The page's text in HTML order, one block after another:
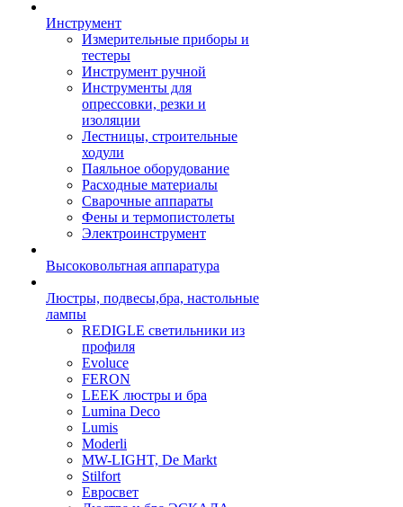
Инструмент
Измерительные приборы и
тестеры
Инструмент ручной
Инструменты для
опрессовки, резки и
изоляции
Лестницы, строительные
ходули
Паяльное оборудование
Расходные материалы
Сварочные аппараты
Фены и термопистолеты
Электроинструмент
Высоковольтная аппаратура
Люстры, подвесы,бра, настольные
лампы
REDIGLE светильники из
профиля
Evoluce
FERON
LEEK люстры и бра
Lumina Deco
Lumis
Moderli
MW-LIGHT, De Markt
Stilfort
Евросвет